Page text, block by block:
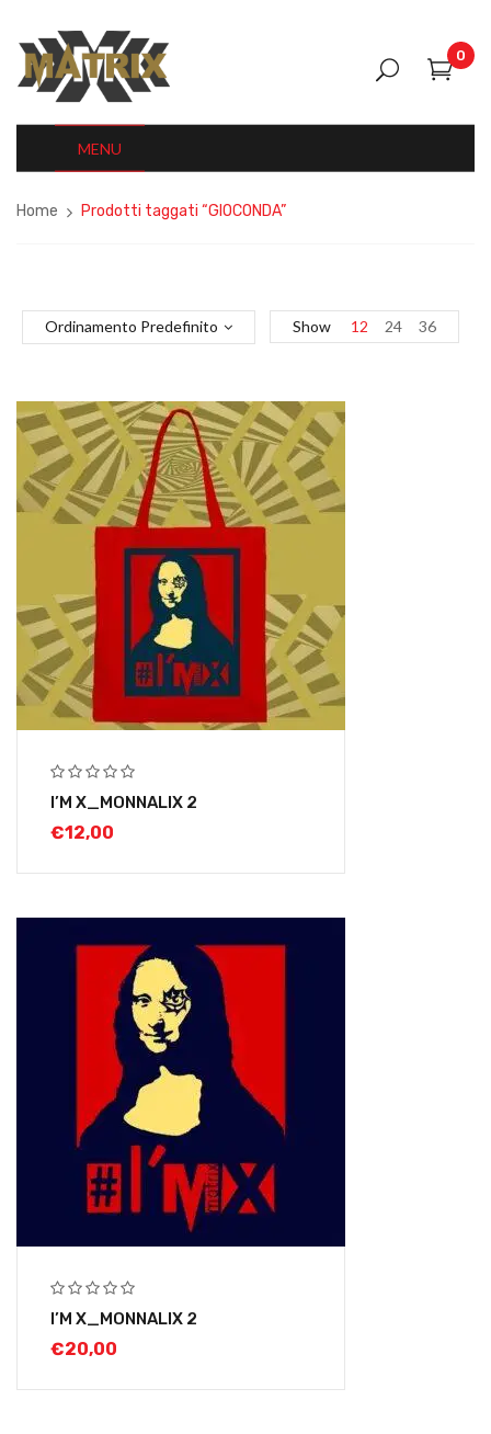
0
MENU
Home Prodotti taggati “GIOCONDA”
Ordinamento Predefinito Show 12 24 36
I’M X_MONNALIX 2
€12,00
I’M X_MONNALIX 2
€20,00